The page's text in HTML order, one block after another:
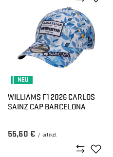
NEU
WILLIAMS F1 2026 CARLOS
SAINZ CAP BARCELONA
55,60 € / artikel